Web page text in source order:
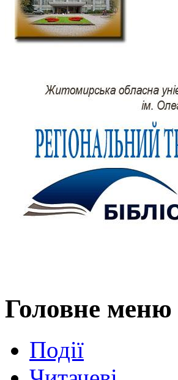
Головне меню
Події